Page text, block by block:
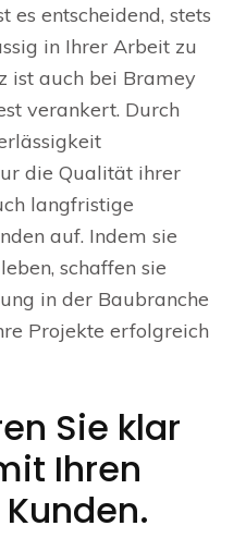
es entscheidend, stets
in Ihrer Arbeit zu
ist auch bei Bramey
verankert. Durch
die Qualität ihrer
langfristige
auf. Indem sie
schaffen sie
in der Baubranche
Projekte erfolgreich
Sie klar
Ihren